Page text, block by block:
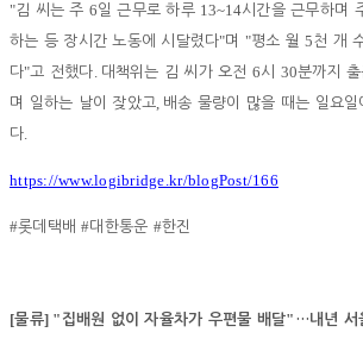
"김 씨는 주 6일 근무로 하루 13~14시간을 근무하며
하는 등 장시간 노동에 시달렸다"며 "평소 월5천 개
다"고 전했다. 대책위는 김 씨가 오전 6시 30분까지
며 일하는 날이 잦았고, 배송 물량이 많을 때는 일요
다.
https://www.logibridge.kr/blogPost/166
#롯데택배#대한통운 #한진
[물류] " 집배원 없이 자율차가 우편물 배달" …내년 서